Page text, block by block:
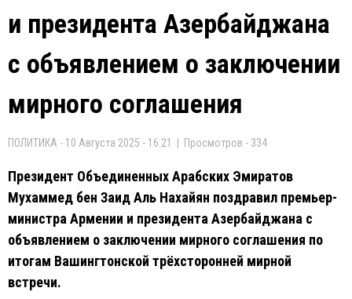
и президента Азербайджана
с объявлением о заключении
мирного соглашения
ПОЛИТИКА - 10 Августа 2025 - 16:21 | Просмотров - 334
Президент Объединенных Арабских Эмиратов
Мухаммед бен Заид Аль Нахайян поздравил премьер-
министра Армении и президента Азербайджана с
объявлением о заключении мирного соглашения по
итогам Вашингтонской трёхсторонней мирной
встречи.